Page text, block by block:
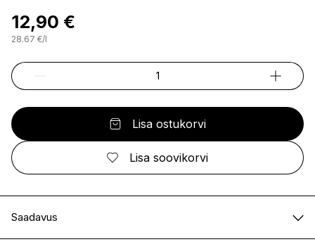
12,90 €
28.67 €/l
Lisa ostukorvi
Lisa soovikorvi
Saadavus